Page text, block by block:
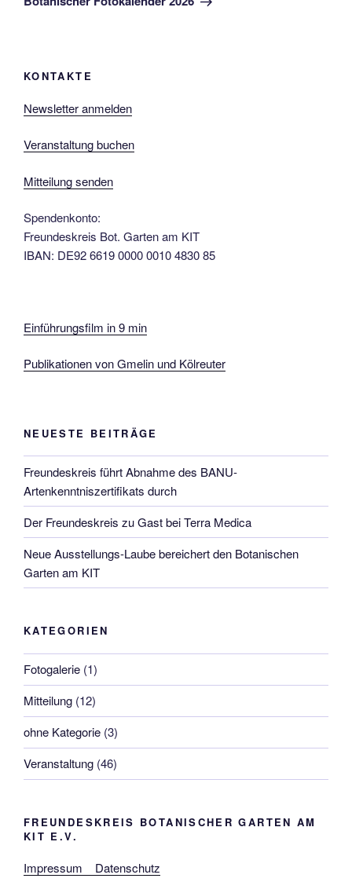
KONTAKTE
Newsletter anmelden
Veranstaltung buchen
Mitteilung senden
Spendenkonto:
Freundeskreis Bot. Garten am KIT
IBAN: DE92 6619 0000 0010 4830 85
Einführungsfilm in 9 min
Publikationen von Gmelin und Kölreuter
NEUESTE BEITRÄGE
Freundeskreis führt Abnahme des BANU-
Artenkenntniszertifikats durch
Der Freundeskreis zu Gast bei Terra Medica
Neue Ausstellungs-Laube bereichert den Botanischen
Garten am KIT
KATEGORIEN
Fotogalerie (1)
Mitteilung (12)
ohne Kategorie (3)
Veranstaltung (46)
FREUNDESKREIS BOTANISCHER GARTEN AM
KIT E.V.
Impressum Datenschutz